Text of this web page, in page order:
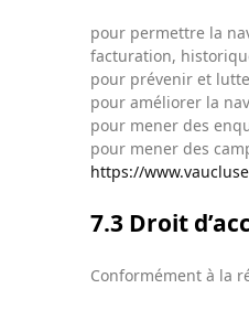
pour permettre la
facturation,
pour prévenir et
pour améliorer la
pour mener des
pour mener des
https://
7.3 Droit
Conformément à la